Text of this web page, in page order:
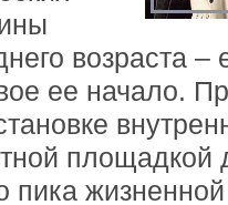
возраста
ее начало.
площадкой
пика жизненной